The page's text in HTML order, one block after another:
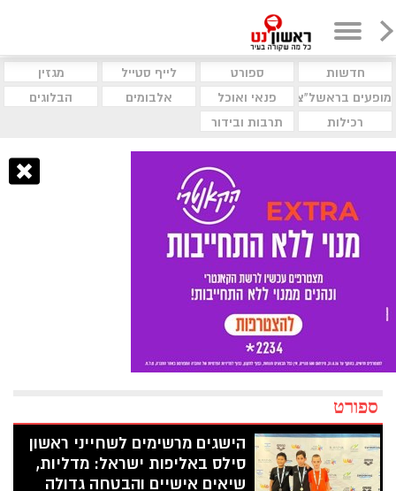
חדשות ספורט לייף סטייל
מגזין
מופעים בראשל"צ
פנאי ואוכל אלבומים
הבלוגים
רכילות
תרבות ובידור
ספורט
הישגים מרשימים לשחייני ראשון
סילס באליפות ישראל: מדליות,
שיאים אישיים והבטחה גדולה